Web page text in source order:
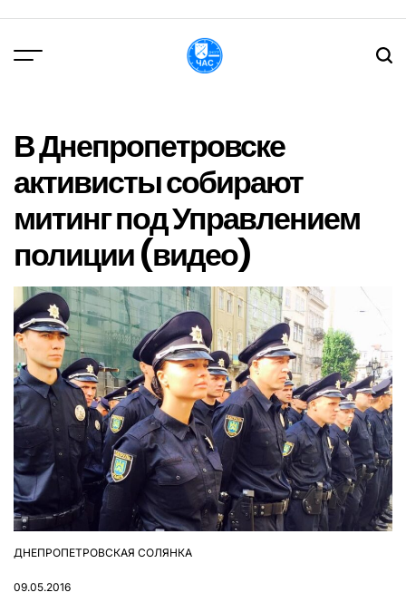
вмісту
В Днепропетровске
активисты собирают
митинг под Управлением
полиции (видео)
ОПУБЛІКУВАТИ
ДНЕПРОПЕТРОВСКАЯ СОЛЯНКА
09.05.2016